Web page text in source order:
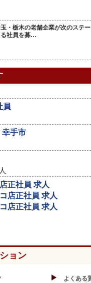
・栃木の老舗企業が次のステ
る社員を募…
員
幸手市
正社員 求人
店正社員 求人
店正社員 求人
ョン
よくある